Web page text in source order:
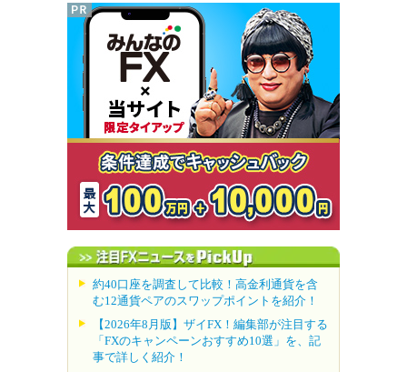
約40口座を調査して比較！高金利通貨を含
む12通貨ペアのスワップポイントを紹介！
【2026年8月版】ザイFX！編集部が注目する
「FXのキャンペーンおすすめ10選」を、記
事で詳しく紹介！